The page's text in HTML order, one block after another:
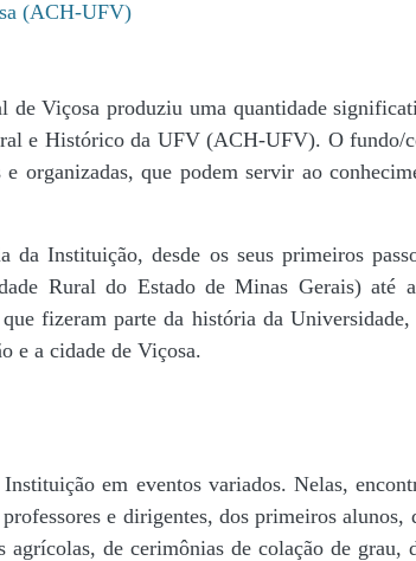
(ACH-UFV)
Viçosa produziu uma quantidade
e Histórico da UFV (ACH-UFV). O
organizadas, que podem servir ao
da Instituição, desde os seus primeiros
Rural do Estado de Minas Gerais) até
fizeram parte da história da
e a cidade de Viçosa.
em eventos variados. Nelas,
e dirigentes, ​dos primeiros alunos,
de cerimônias de colação de